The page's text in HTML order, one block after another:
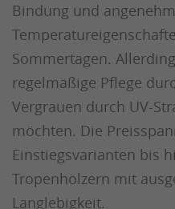
Bindung und
Sommertagen.
regelmäßige Pflege
Vergrauen durch UV-
möchten. Die
Einstiegsvarianten bis
Tropenhölzern mit
Langlebigkeit.